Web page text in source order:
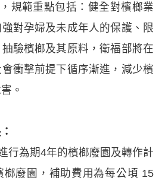
規範重點包括：健全對檳榔業
對孕婦及未成年人的保護、限
驗檳榔及其原料，衛福部將在
衝擊前提下循序漸進，減少檳
。
行為期4年的檳榔廢園及轉作計
榔廢園，補助費用為每公頃 15